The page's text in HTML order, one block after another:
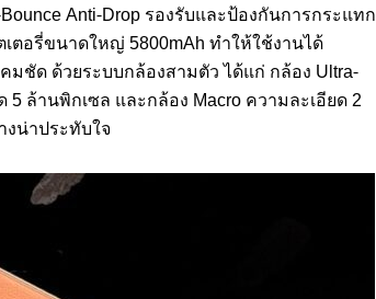
Anti-Drop รองรับและป้องกันการกระแทก
ตอรี่ขนาดใหญ่ 5800mAh ทำให้ใช้งานได้
ชัด ด้วยระบบกล้องสามตัว ได้แก่ กล้อง Ultra-
5 ล้านพิกเซล และกล้อง Macro ความละเอียด 2
น่าประทับใจ